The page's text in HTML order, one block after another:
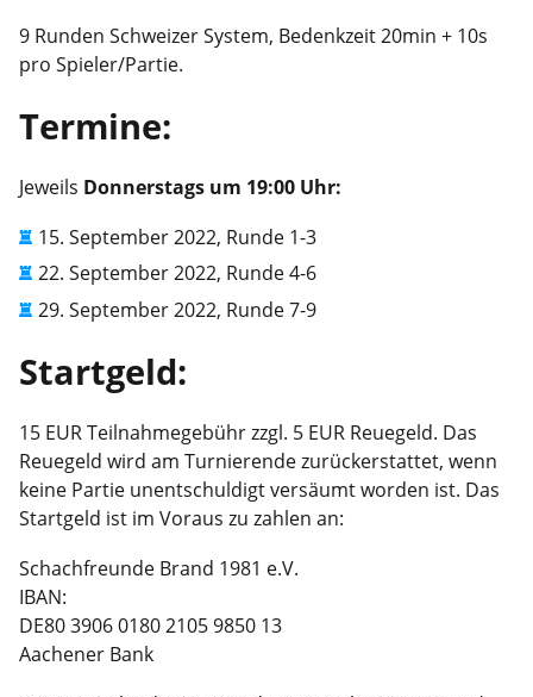
9 Runden Schweizer System, Bedenkzeit 20min + 10s
pro Spieler/Partie.
Termine:
Jeweils Donnerstags um 19:00 Uhr:
15. September 2022, Runde 1-3
22. September 2022, Runde 4-6
29. September 2022, Runde 7-9
Startgeld:
15 EUR Teilnahmegebühr zzgl. 5 EUR Reuegeld. Das
Reuegeld wird am Turnierende zurückerstattet, wenn
keine Partie unentschuldigt versäumt worden ist. Das
Startgeld ist im Voraus zu zahlen an:
Schachfreunde Brand 1981 e.V.
IBAN:
DE80 3906 0180 2105 9850 13
Aachener Bank